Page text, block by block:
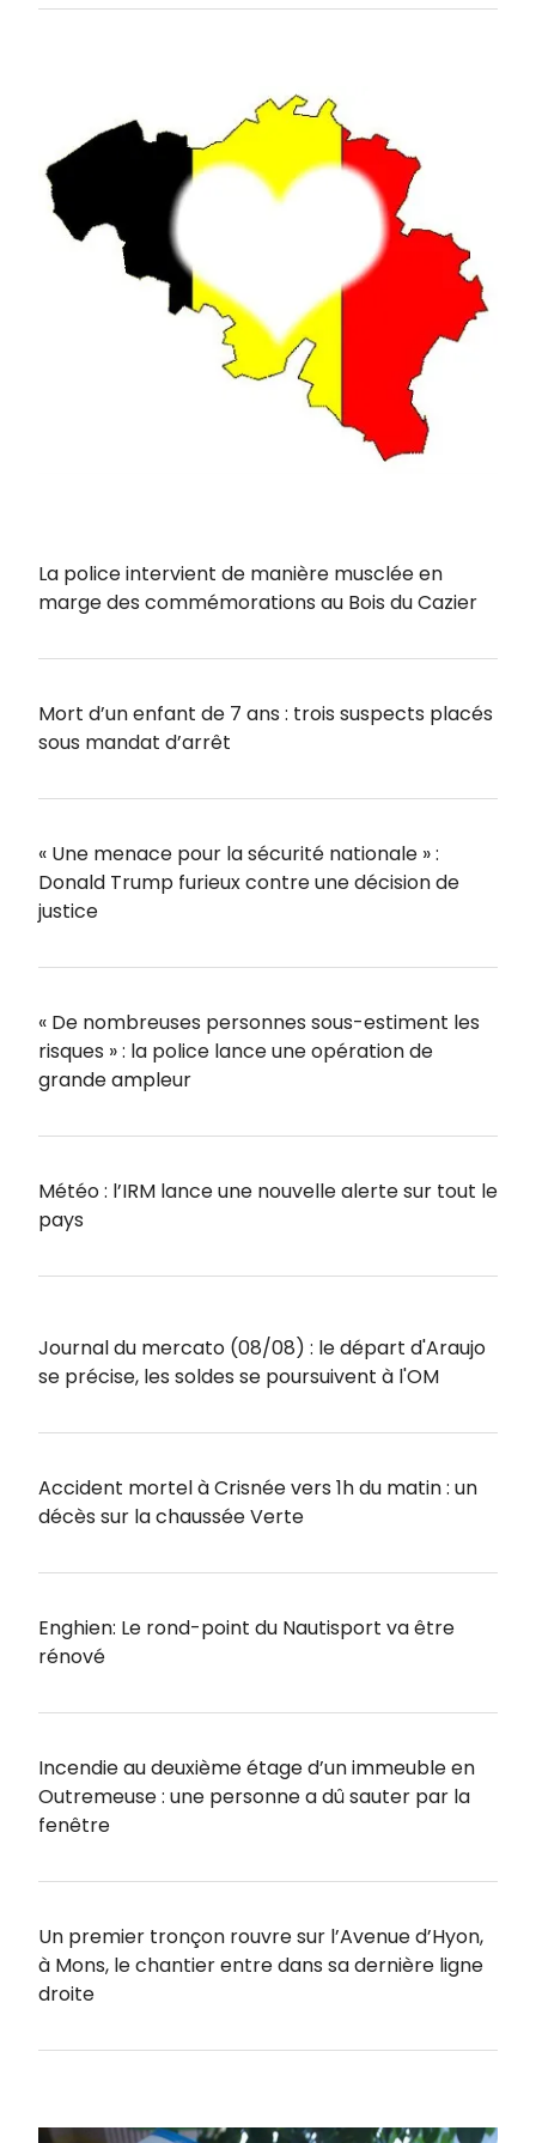
La police intervient de manière musclée en
marge des commémorations au Bois du Cazier
Mort d’un enfant de 7 ans : trois suspects placés
sous mandat d’arrêt
« Une menace pour la sécurité nationale » :
Donald Trump furieux contre une décision de
justice
« De nombreuses personnes sous-estiment les
risques » : la police lance une opération de
grande ampleur
Météo : l’IRM lance une nouvelle alerte sur tout le
pays
Journal du mercato (08/08) : le départ d'Araujo
se précise, les soldes se poursuivent à l'OM
Accident mortel à Crisnée vers 1h du matin : un
décès sur la chaussée Verte
Enghien: Le rond-point du Nautisport va être
rénové
Incendie au deuxième étage d’un immeuble en
Outremeuse : une personne a dû sauter par la
fenêtre
Un premier tronçon rouvre sur l’Avenue d’Hyon,
à Mons, le chantier entre dans sa dernière ligne
droite